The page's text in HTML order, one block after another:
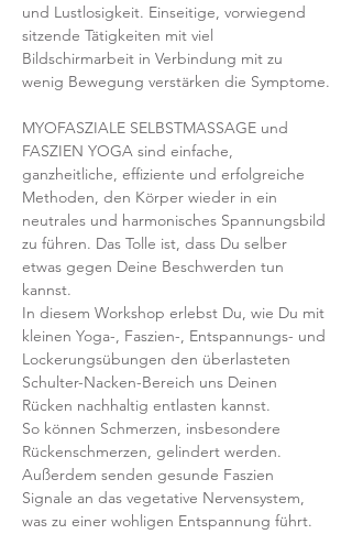
und Lustlosigkeit. Einseitige, vorwiegend
sitzende Tätigkeiten mit viel
Bildschirmarbeit in Verbindung mit zu
wenig Bewegung verstärken die Symptome.
MYOFASZIALE SELBSTMASSAGE und
FASZIEN YOGA sind einfache,
ganzheitliche, effiziente und erfolgreiche
Methoden, den Körper wieder in ein
neutrales und harmonisches Spannungsbild
zu führen. Das Tolle ist, dass Du selber
etwas gegen Deine Beschwerden tun
kannst.
In diesem Workshop erlebst Du, wie Du mit
kleinen Yoga-, Faszien-, Entspannungs- und
Lockerungsübungen den überlasteten
Schulter-Nacken-Bereich uns Deinen
Rücken nachhaltig entlasten kannst.
So können Schmerzen, insbesondere
Rückenschmerzen, gelindert werden.
Außerdem senden gesunde Faszien
Signale an das vegetative Nervensystem,
was zu einer wohligen Entspannung führt.